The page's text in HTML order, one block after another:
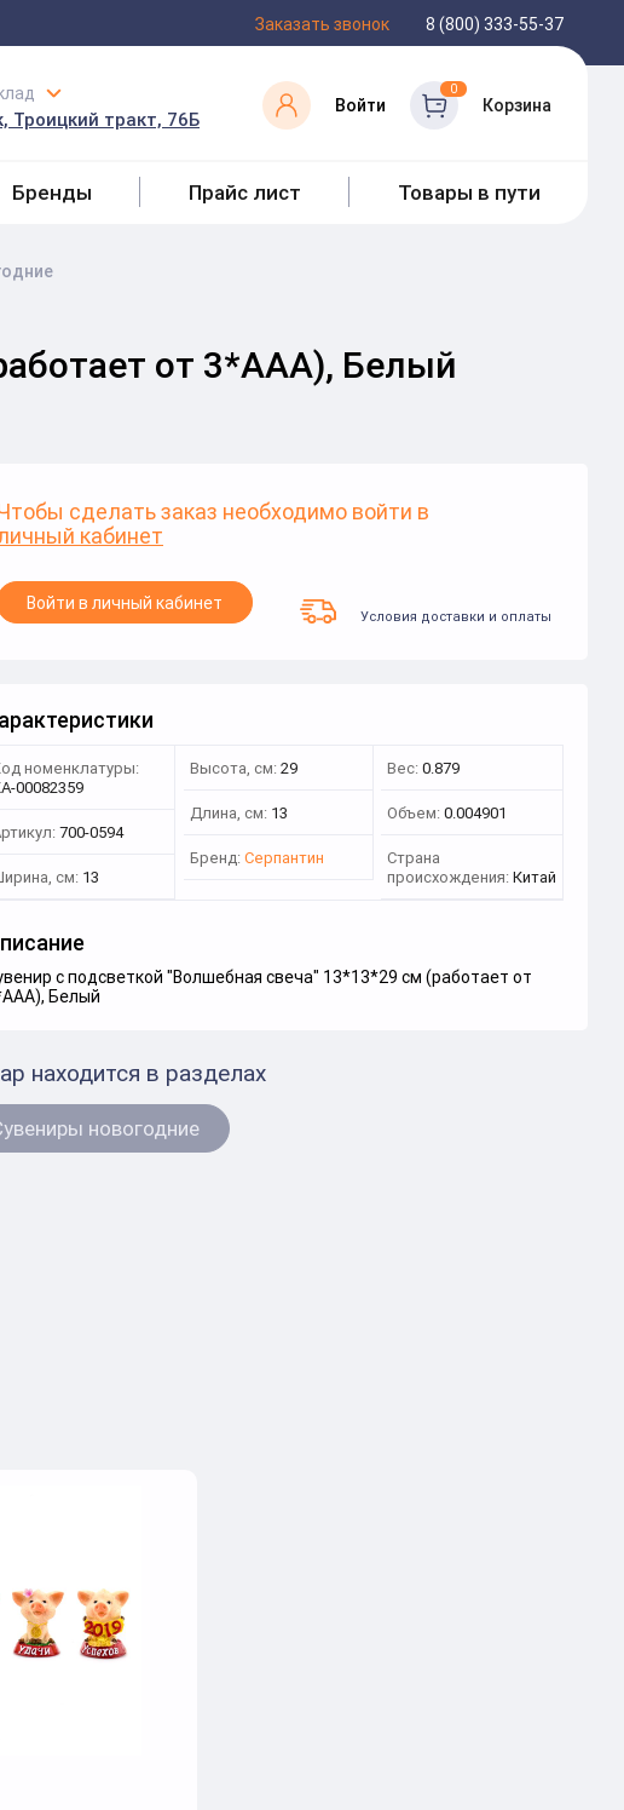
Заказать звонок 8 (800) 333-55-37
Троицкий тракт, 76Б
Войти
0
Корзина
Бренды Прайс лист Товары в пути
от 3*ААА), Белый
сделать заказ необходимо войти в
кабинет
Войти в личный кабинет
Условия доставки и оплаты
номенклатуры:
00082359
700-0594
см: 13
Высота, см: 29
Длина, см: 13
Бренд: Серпантин
Вес: 0.879
Объем: 0.004901
Страна
происхождения: Китай
с подсветкой "Волшебная свеча" 13*13*29 см (работает от
Белый
находится в разделах
новогодние